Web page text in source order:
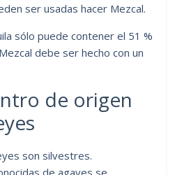
ser usadas hacer Mezcal.
sólo puede contener el 51 %
debe ser hecho con un
de origen
son silvestres.
de agaves se